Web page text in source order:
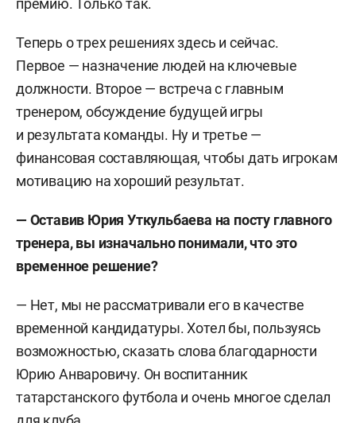
премию. Только так.
Теперь о трех решениях здесь и сейчас.
Первое — назначение людей на ключевые
должности. Второе — встреча с главным
тренером, обсуждение будущей игры
и результата команды. Ну и третье —
финансовая составляющая, чтобы дать игрокам
мотивацию на хороший результат.
— Оставив Юрия Уткульбаева на посту главного
тренера, вы изначально понимали, что это
временное решение?
— Нет, мы не рассматривали его в качестве
временной кандидатуры. Хотел бы, пользуясь
возможностью, сказать слова благодарности
Юрию Анваровичу. Он воспитанник
татарстанского футбола и очень многое сделал